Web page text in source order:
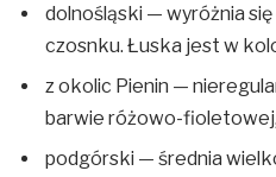
dolnośląski — wyróżnia
czosnku. Łuska jest w
z okolic Pienin —
barwie różowo-fioletowej,
podgórski — średnia